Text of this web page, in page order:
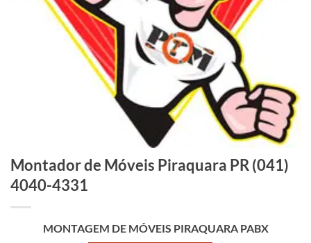
Montador de Móveis Piraquara PR (041)
4040-4331
MONTAGEM DE MÓVEIS PIRAQUARA PABX